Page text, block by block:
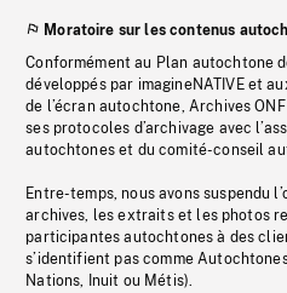
Moratoire sur les contenus
Conformément au Plan autochtone
développés par imagineNATIVE et
de l’écran autochtone, Archives
ses protocoles d’archivage avec
autochtones et du comité-conseil
Entre-temps, nous avons suspendu
archives, les extraits et les photos
participantes autochtones à des
s’identifient pas comme
Nations, Inuit ou Métis).